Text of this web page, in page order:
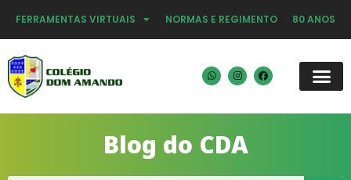
FERRAMENTAS VIRTUAIS NORMAS E REGIMENTO 80 ANOS
Blog do CDA